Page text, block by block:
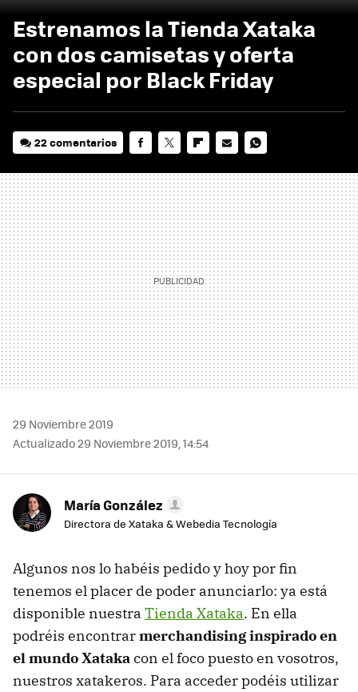
Estrenamos la Tienda Xataka
con dos camisetas y oferta
especial por Black Friday
22 comentarios
MAIL
29 Noviembre 2019
Actualizado 29 Noviembre 2019, 14:54
María González
Directora de Xataka & Webedia Tecnología
Algunos nos lo habéis pedido y hoy por fin
tenemos el placer de poder anunciarlo: ya está
disponible nuestra Tienda Xataka. En ella
podréis encontrarmerchandising inspirado en
el mundo Xatakacon el foco puesto en vosotros,
nuestros xatakeros. Para acceder podéis utilizar